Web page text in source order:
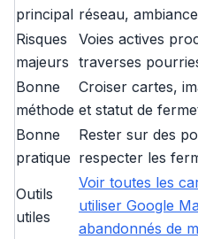
principal réseau, ambiance
Risques
majeurs
Voies actives
traverses
Bonne
méthode
Croiser cartes,
et statut de
Bonne
pratique
Rester sur des
respecter les
Outils
utiles
Voir toutes les
utiliser Google
abandonnés de